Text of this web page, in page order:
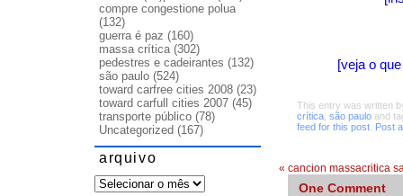
[veja o
This entry was written
crítica são paulo and
feed for this post Post
« cancion massacritica
One Comment
compre congestione polua
(132)
guerra é paz (160)
massa crítica(302)
pedestres e cadeirantes (132)
são paulo (524)
toward carfree cities 2008 (23)
toward carfull cities 2007 (45)
transporte público (78)
Uncategorized (167)
arquivo
arquivo